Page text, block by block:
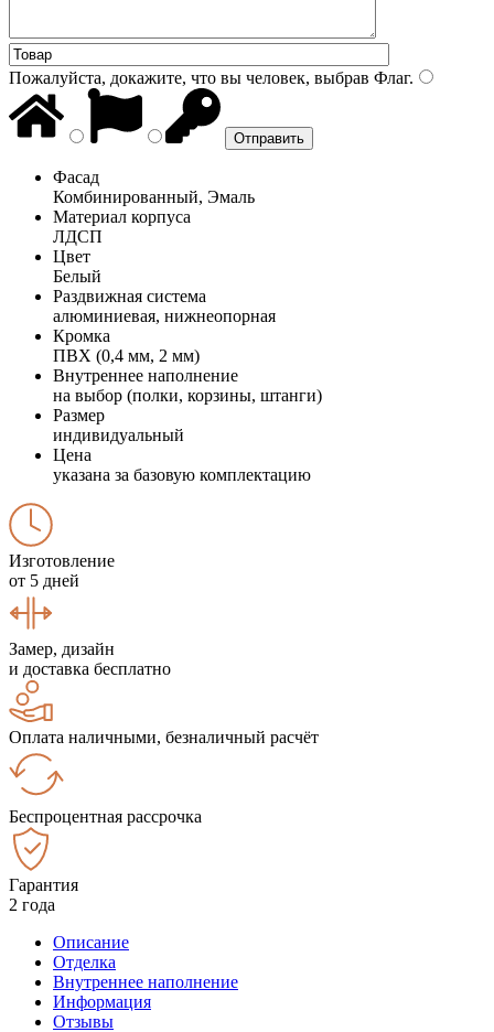
Пожалуйста, докажите, что вы человек, выбрав Флаг.
Фасад
Комбинированный, Эмаль
Материал корпуса
ЛДСП
Цвет
Белый
Раздвижная система
алюминиевая, нижнеопорная
Кромка
ПВХ (0,4 мм, 2 мм)
Внутреннее наполнение
на выбор (полки, корзины, штанги)
Размер
индивидуальный
Цена
указана за базовую комплектацию
Изготовление
от 5 дней
Замер, дизайн
и доставка бесплатно
Оплата наличными, безналичный расчёт
Беспроцентная рассрочка
Гарантия
2 года
Описание
Отделка
Внутреннее наполнение
Информация
Отзывы